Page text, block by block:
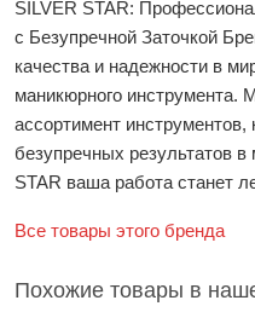
SILVER STAR:
с Безупречной Заточкой
качества и надежности в
маникюрного инструмента.
ассортимент
безупречных результатов
STAR ваша работа станет
Все товары этого бренда
Похожие товары в